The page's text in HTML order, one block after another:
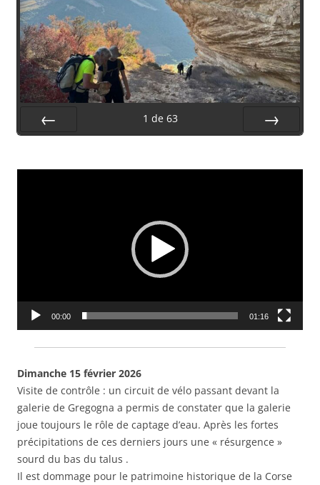
1 de 63
00:00 01:16
Dimanche 15 février 2026
Visite de contrôle : un circuit de vélo passant devant la
galerie de Gregogna a permis de constater que la galerie
joue toujours le rôle de captage d’eau. Après les fortes
précipitations de ces derniers jours une « résurgence »
sourd du bas du talus .
Il est dommage pour le patrimoine historique de la Corse